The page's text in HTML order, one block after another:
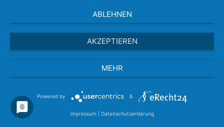
ABLEHNEN
AKZEPTIEREN
MEHR
Powered by &
Impressum Datenschutzerklärung